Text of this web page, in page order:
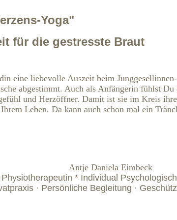
Yoga"
für die gestresste Braut
eine liebevolle Auszeit beim
abgestimmt. Auch als Anfängerin fühlst
und Herzöffner. Damit ist sie im Kreis
Leben. Da kann auch schon mal ein
Antje Daniela Eimbeck
* Individual
· Persönliche Begleitung ·